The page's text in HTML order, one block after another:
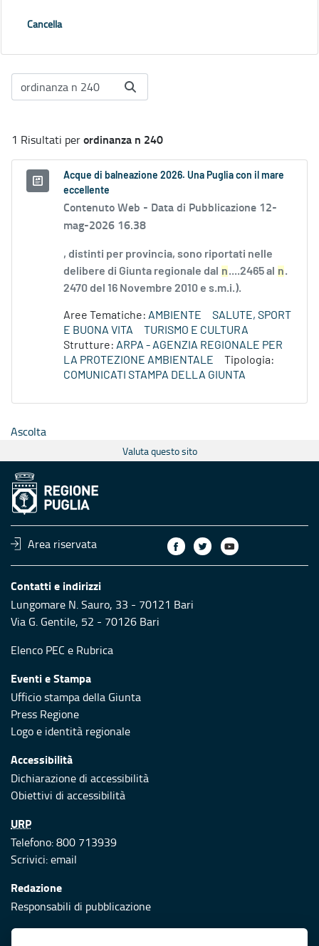
Cancella
1 Risultati perordinanza n 240
Acque di balneazione 2026. Una Puglia con il mare
eccellente
Contenuto Web - Data di Pubblicazione 12-
mag-2026 16.38
, distinti per provincia, sono riportati nelle
delibere di Giunta regionale dal n....2465 al n.
2470 del 16 Novembre 2010 e s.m.i.).
Aree Tematiche: AMBIENTE
SALUTE, SPORT
E BUONA VITA
TURISMO E CULTURA
Strutture: ARPA - AGENZIA REGIONALE PER
LA PROTEZIONE AMBIENTALE
Tipologia:
COMUNICATI STAMPA DELLA GIUNTA
Ascolta
Valuta questo sito
Area riservata
Contatti e indirizzi
Lungomare N. Sauro, 33 - 70121 Bari
Via G. Gentile, 52 - 70126 Bari
Elenco PEC e Rubrica
Eventi e Stampa
Ufficio stampa della Giunta
Press Regione
Logo e identità regionale
Accessibilità
Dichiarazione di accessibilità
Obiettivi di accessibilità
URP
Telefono: 800 713939
Scrivici:email
Redazione
Responsabili di pubblicazione
Protezione civile